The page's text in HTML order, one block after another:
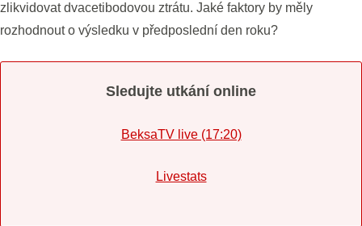
zlikvidovat dvacetibodovou ztrátu. Jaké faktory by měly
rozhodnout o výsledku v předposlední den roku?
Sledujte utkání online
BeksaTV live (17:20)
Livestats